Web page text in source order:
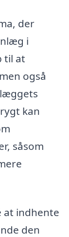
der
i
til at
også
kan
såsom
at indhente
den